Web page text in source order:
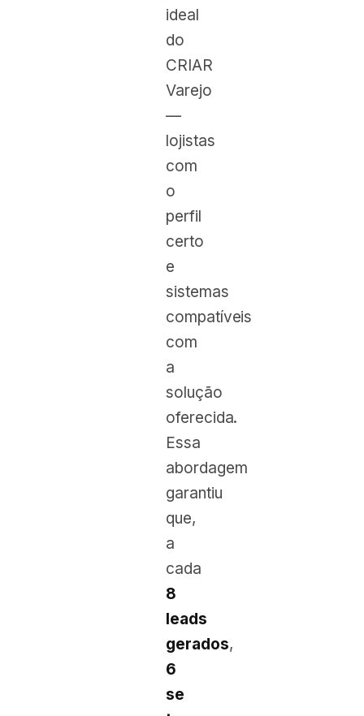
ideal
do
CRIAR
Varejo
—
lojistas
com
o
perfil
certo
e
sistemas
compatíveis
com
a
solução
oferecida.
Essa
abordagem
garantiu
que,
a
cada
8
leads
gerados,
6
se